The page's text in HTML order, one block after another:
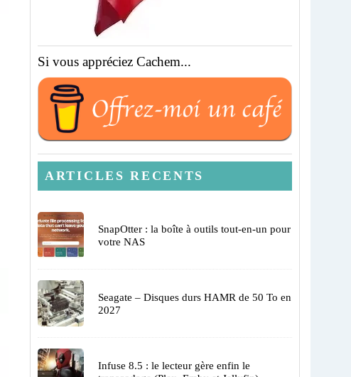
Si vous appréciez Cachem...
ARTICLES RECENTS
SnapOtter : la boîte à outils tout-en-un pour
votre NAS
Seagate – Disques durs HAMR de 50 To en
2027
Infuse 8.5 : le lecteur gère enfin le